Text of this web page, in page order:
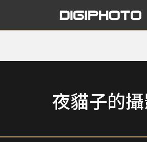
夜貓子的